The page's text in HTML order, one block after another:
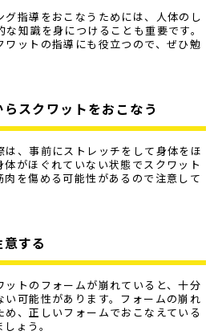
グ指導をおこなうためには、人体のし
知識を身につけることも重要です。
ワットの指導にも役立つので、ぜひ勉
スクワットをおこなう
は、事前にストレッチをして身体をほ
体がほぐれていない状態でスクワット
肉を傷める可能性があるので注意して
する
トのフォームが崩れていると、十分
い可能性があります。フォームの崩れ
、正しいフォームでおこなえている
ょう。